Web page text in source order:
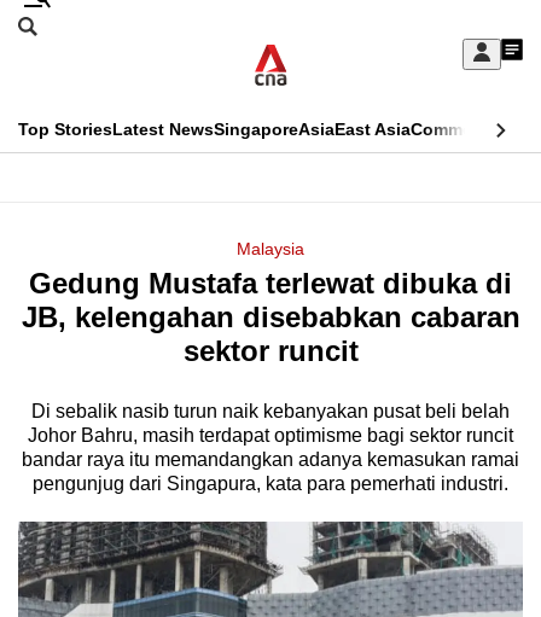
Skip
Sign
My
menu
Search
CNAR
Top StoriesLatest NewsSingaporeAsiaEast AsiaCommentary
Menu
Malaysia
Gedung Mustafa terlewat dibuka di
JB, kelengahan disebabkan cabaran
sektor runcit
Di sebalik nasib turun naik kebanyakan pusat beli belah
Johor Bahru, masih terdapat optimisme bagi sektor runcit
bandar raya itu memandangkan adanya kemasukan ramai
pengunjug dari Singapura, kata para pemerhati industri.
This
longer
supported
We
know
it's
hassle
to
switch